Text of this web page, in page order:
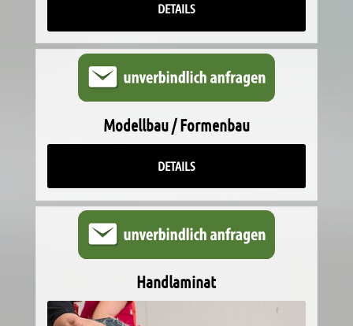
DETAILS
Modellbau / Formenbau
DETAILS
Handlaminat